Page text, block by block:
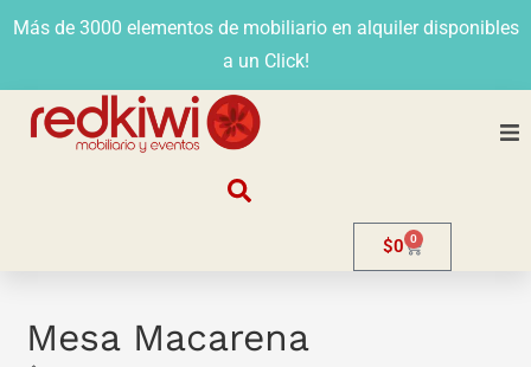
Más de 3000 elementos de mobiliario en alquiler disponibles
a un Click!
$0 0
Mesa Macarena